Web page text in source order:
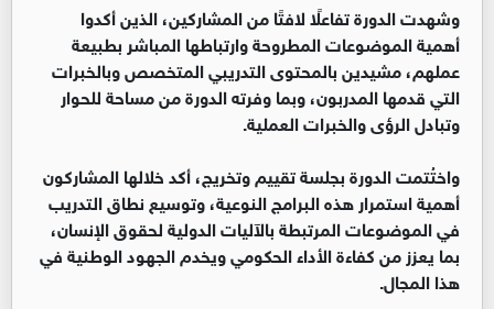
وشهدت الدورة تفاعلًا لافتًا من المشاركين، الذين أكدوا
أهمية الموضوعات المطروحة وارتباطها المباشر بطبيعة
عملهم، مشيدين بالمحتوى التدريبي المتخصص وبالخبرات
التي قدمها المدربون، وبما وفرته الدورة من مساحة للحوار
وتبادل الرؤى والخبرات العملية.
واختُتمت الدورة بجلسة تقييم وتخريج، أكد خلالها المشاركون
أهمية استمرار هذه البرامج النوعية، وتوسيع نطاق التدريب
في الموضوعات المرتبطة بالآليات الدولية لحقوق الإنسان،
بما يعزز من كفاءة الأداء الحكومي ويخدم الجهود الوطنية في
هذا المجال.